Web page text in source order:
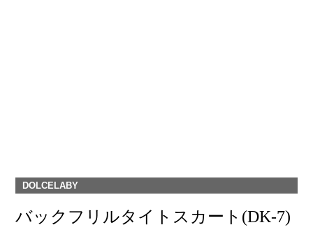
DOLCELABY
バックフリルタイトスカート(DK-7)